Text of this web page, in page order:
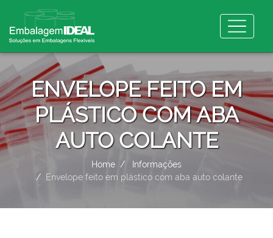
ENVELOPE FEITO EM
PLÁSTICO COM ABA
AUTO COLANTE
Home
Informações
Envelope feito em plástico com aba auto colante